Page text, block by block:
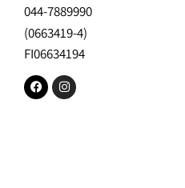
044-7889990
(0663419-4)
FI06634194